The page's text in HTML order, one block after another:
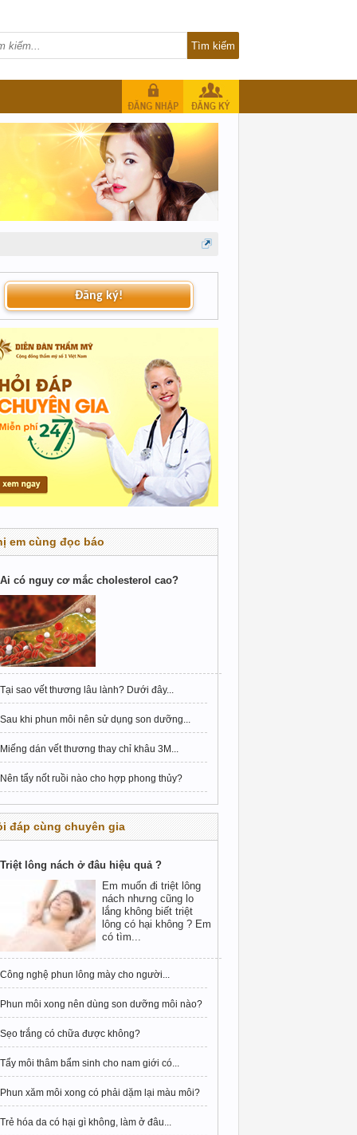
Đăng ký!
em cùng đọc báo
Ai có nguy cơ mắc cholesterol cao?
Tại sao vết thương lâu lành? Dưới đây...
Sau khi phun môi nên sử dụng son dưỡng...
Miếng dán vết thương thay chỉ khâu 3M...
Nên tẩy nốt ruồi nào cho hợp phong thủy?
đáp cùng chuyên gia
Triệt lông nách ở đâu hiệu quả ?
Em muốn đi triệt lông
nách nhưng cũng lo
lắng không biết triệt
lông có hại không ? Em
có tìm...
Công nghệ phun lông mày cho người...
Phun môi xong nên dùng son dưỡng môi nào?
Sẹo trắng có chữa được không?
Tẩy môi thâm bẩm sinh cho nam giới có...
Phun xăm môi xong có phải dặm lại màu môi?
Trẻ hóa da có hại gì không, làm ở đâu...